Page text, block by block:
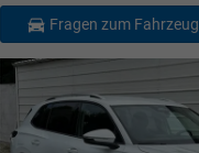
Fragen zum Fahrzeug